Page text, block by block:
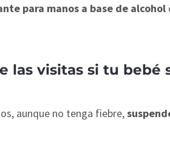
para manos a base de alcohol
las visitas si tu
aunque no tenga fiebre,